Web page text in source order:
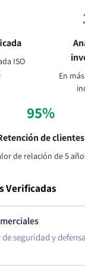
ISO
En
95%
de clientes
de relación de 5
Verificadas
seguridad y